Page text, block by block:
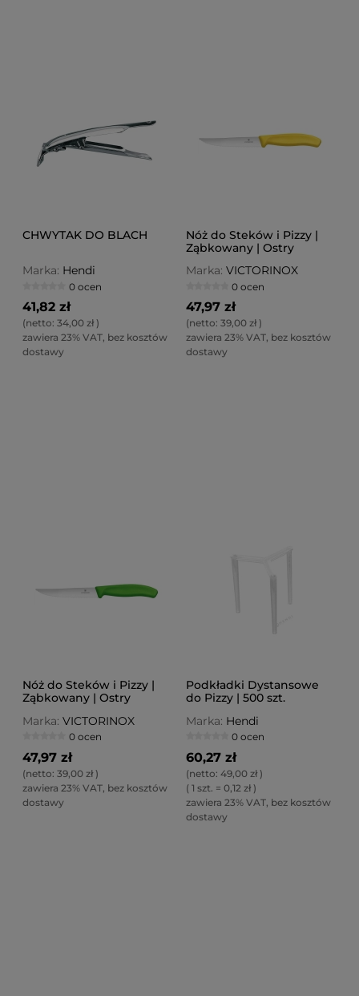
CHWYTAK DO BLACH
Marka: Hendi
0 ocen
41,82 zł
(netto: 34,00 zł)
zawiera 23% VAT, bez kosztów
dostawy
Nóż do Steków i Pizzy |
Ząbkowany | Ostry
Classic | 12cm | Żółty
Marka: VICTORINOX
0 ocen
47,97 zł
(netto: 39,00 zł)
zawiera 23% VAT, bez kosztów
dostawy
Nóż do Steków i Pizzy |
Ząbkowany | Ostry
Classic | 12cm | Zielony
Marka: VICTORINOX
0 ocen
47,97 zł
(netto: 39,00 zł)
zawiera 23% VAT, bez kosztów
dostawy
Podkładki Dystansowe
do Pizzy | 500 szt.
Marka: Hendi
0 ocen
60,27 zł
(netto: 49,00 zł)
( 1 szt. = 0,12 zł )
zawiera 23% VAT, bez kosztów
dostawy